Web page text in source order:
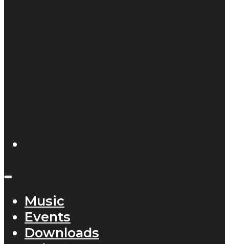
Music
Events
Downloads